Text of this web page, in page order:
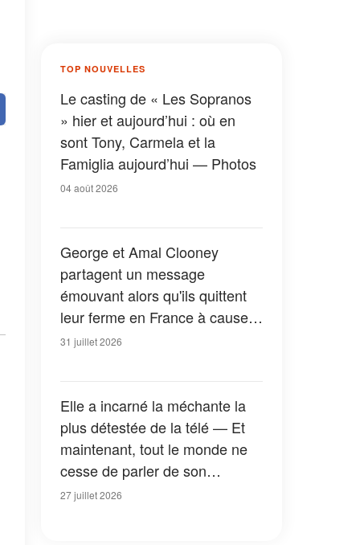
TOP NOUVELLES
Le casting de « Les Sopranos
» hier et aujourd’hui : où en
sont Tony, Carmela et la
Famiglia aujourd’hui — Photos
04 août 2026
George et Amal Clooney
partagent un message
émouvant alors qu'ils quittent
leur ferme en France à cause
des feux de forêt — Tous les
31 juillet 2026
Elle a incarné la méchante la
plus détestée de la télé — Et
maintenant, tout le monde ne
cesse de parler de son
apparition dans la nouvelle
27 juillet 2026